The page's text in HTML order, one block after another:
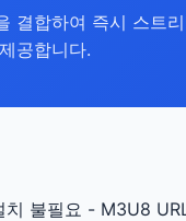
결합하여 즉시 스트
공합니다.
치 불필요 - M3U8